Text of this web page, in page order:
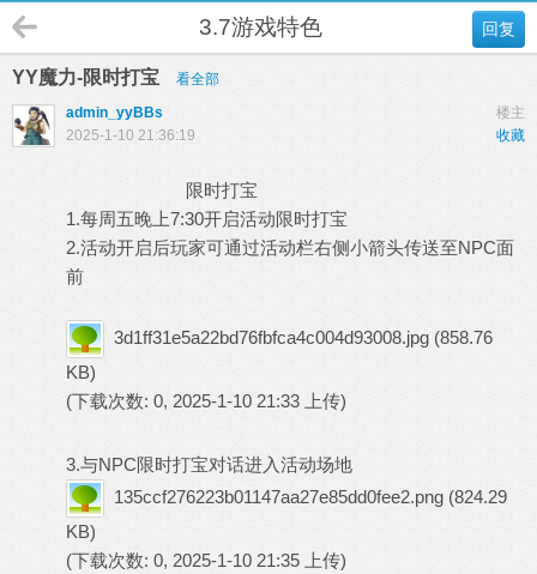
回复
3.7游戏特色
YY魔力-限时打宝
看全部
楼主
admin_yyBBs
收藏
2025-1-10 21:36:19
限时打宝
1.每周五晚上7:30开启活动限时打宝
2.活动开启后玩家可通过活动栏右侧小箭头传送至NPC面
前
3d1ff31e5a22bd76fbfca4c004d93008.jpg (858.76
KB)
(下载次数: 0, 2025-1-10 21:33 上传)
3.与NPC限时打宝对话进入活动场地
135ccf276223b01147aa27e85dd0fee2.png (824.29
KB)
(下载次数: 0, 2025-1-10 21:35 上传)